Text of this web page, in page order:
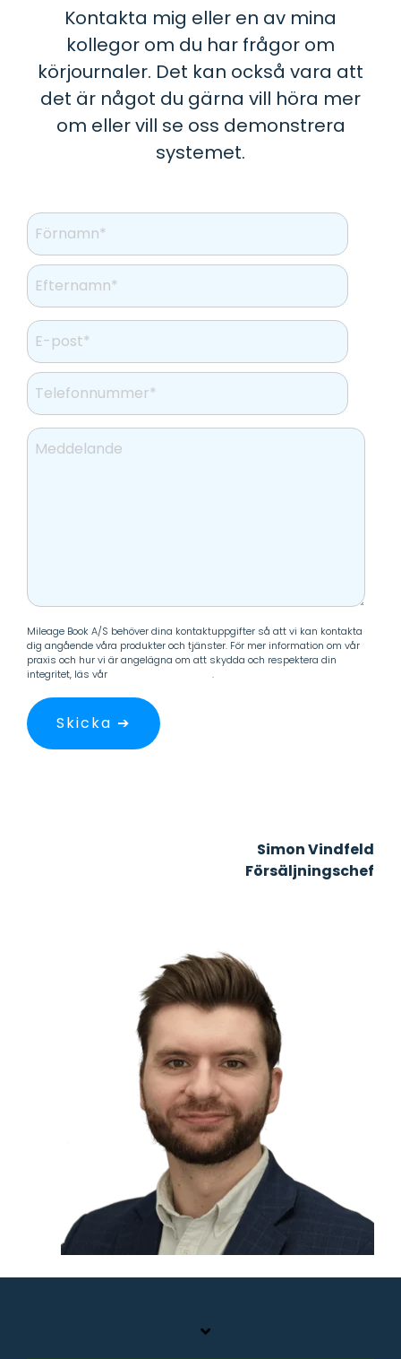
Kontakta mig eller en av mina
kollegor om du har frågor om
körjournaler. Det kan också vara att
det är något du gärna vill höra mer
om eller vill se oss demonstrera
systemet.
Mileage Book A/S behöver dina kontaktuppgifter så att vi kan kontakta
dig angående våra produkter och tjänster. För mer information om vår
praxis och hur vi är angelägna om att skydda och respektera din
integritet, läs vår
.
Simon Vindfeld
Försäljningschef